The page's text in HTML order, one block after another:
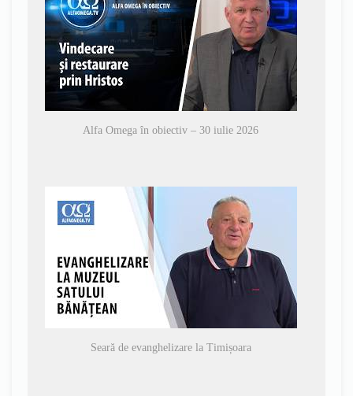
Alfa Omega în obiectiv – 30 iulie 2026
Seară de evanghelizare la Timișoara